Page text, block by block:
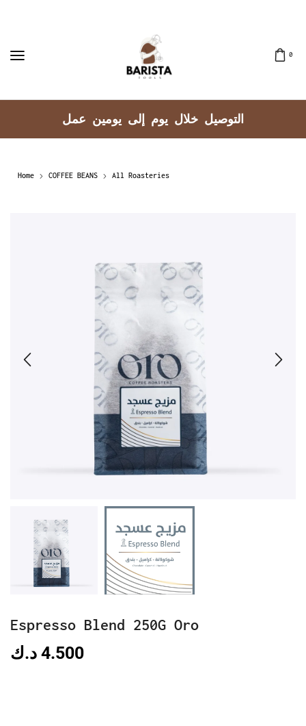
0
توصيل جميع مناطق الكويت
Home COFFEE BEANS All Roasteries
Espresso Blend 250G Oro
4.500 د.ك